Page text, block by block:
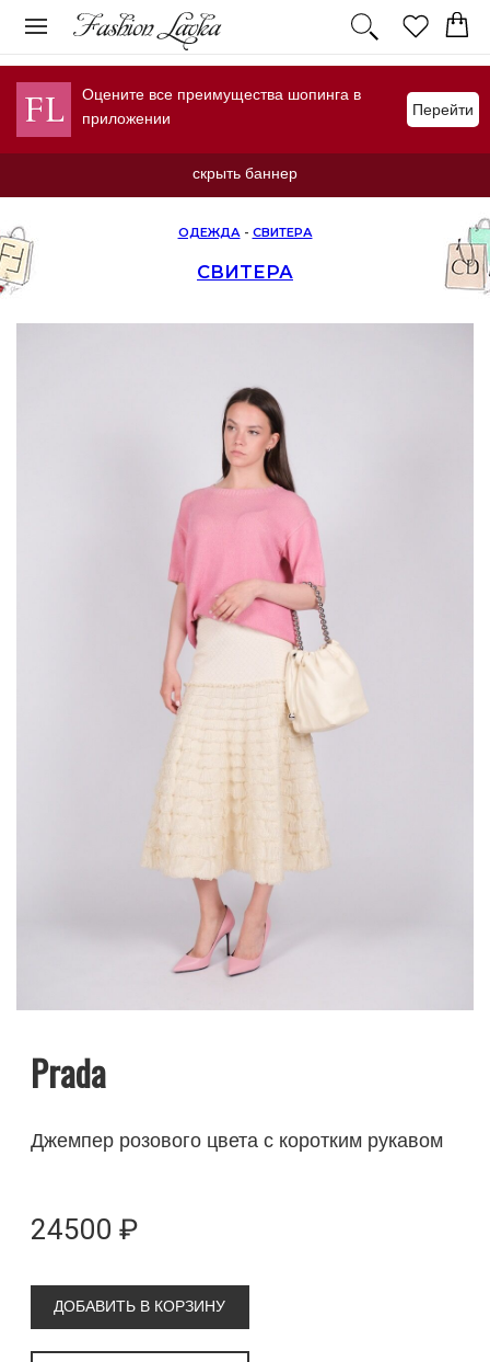
Оцените все преимущества шопинга в
приложении
Перейти
скрыть баннер
ОДЕЖДА- СВИТЕРА
СВИТЕРА
Prada
Джемпер розового цвета с коротким рукавом
24500 ₽
ДОБАВИТЬ В КОРЗИНУ